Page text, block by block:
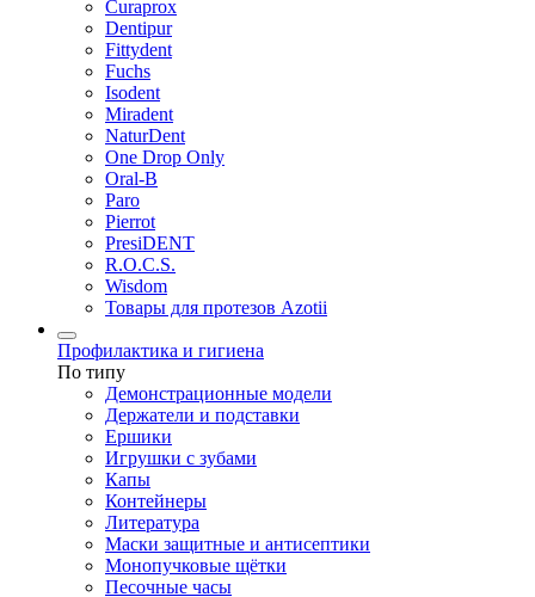
Curaprox
Dentipur
Fittydent
Fuchs
Isodent
Miradent
NaturDent
One Drop Only
Oral-B
Paro
Pierrot
PresiDENT
R.O.C.S.
Wisdom
Товары для протезов Azotii
Профилактика и гигиена
По типу
Демонстрационные модели
Держатели и подставки
Ершики
Игрушки с зубами
Капы
Контейнеры
Литература
Маски защитные и антисептики
Монопучковые щётки
Песочные часы